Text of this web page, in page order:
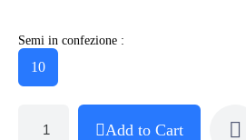
Semi in confezione :
10
Add to Cart